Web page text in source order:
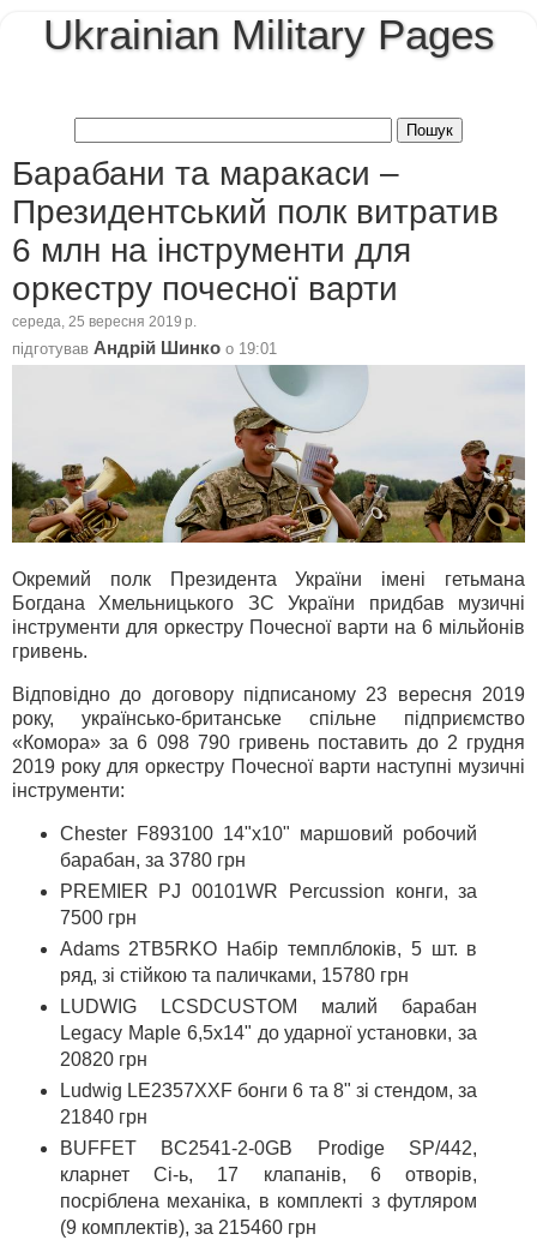
Ukrainian Military Pages
Барабани та маракаси –
Президентський полк витратив
6 млн на інструменти для
оркестру почесної варти
середа, 25 вересня 2019 р.
підготував Андрій Шинко о 19:01
Окремий полк Президента України імені гетьмана
Богдана Хмельницького ЗС України придбав музичні
інструменти для оркестру Почесної варти на 6 мільйонів
гривень.
Відповідно до договору підписаному 23 вересня 2019
року, українсько-британське спільне підприємство
«Комора» за 6 098 790 гривень поставить до 2 грудня
2019 року для оркестру Почесної варти наступні музичні
інструменти:
Chester F893100 14"х10" маршовий робочий
барабан, за 3780 грн
PREMIER PJ 00101WR Percussion конги, за
7500 грн
Adams 2TB5RKO Набір темплблоків, 5 шт. в
ряд, зі стійкою та паличками, 15780 грн
LUDWIG LCSDCUSTOM малий барабан
Legacy Maple 6,5х14" до ударної установки, за
20820 грн
Ludwig LE2357XXF бонги 6 та 8" зі стендом, за
21840 грн
BUFFET BC2541-2-0GB Prodige SP/442,
кларнет Cі-ь, 17 клапанів, 6 отворів,
посріблена механіка, в комплекті з футляром
(9 комплектів), за 215460 грн